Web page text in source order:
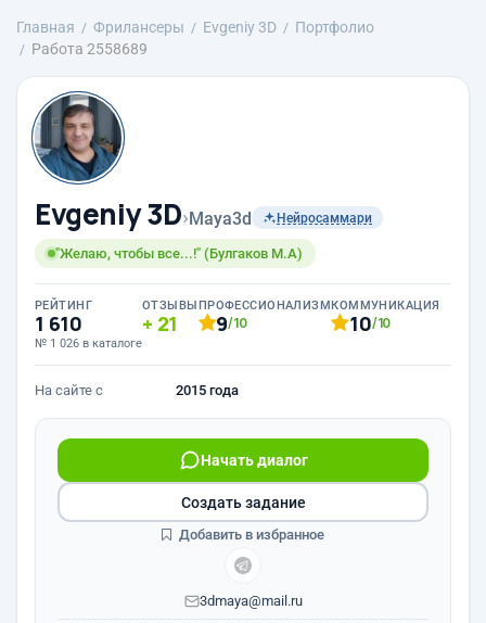
Главная Фрилансеры Evgeniy 3D
Портфолио
Работа 2558689
Evgeniy 3D›Maya3d Нейросаммари
"Желаю, чтобы все...!" (Булгаков М.А)
РЕЙТИНГ
1 610
№ 1 026 в каталоге
ОТЗЫВЫ
21
ПРОФЕССИОНАЛИЗМ
9/10
КОММУНИКАЦИЯ
10/10
На сайте с 2015 года
Начать диалог
3dmaya@mail.ru
Создать задание
Добавить в избранное